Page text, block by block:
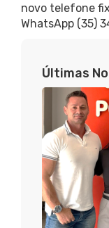
novo telefone
WhatsApp (35)
Últimas